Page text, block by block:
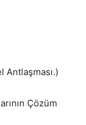
Antlaşması.)
Çözüm